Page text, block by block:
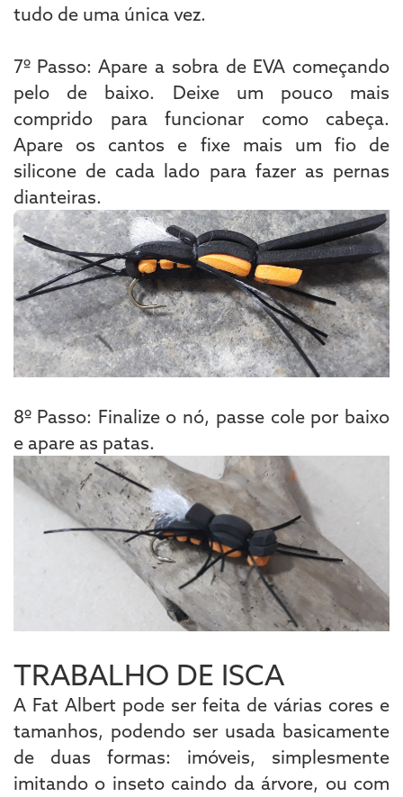
tudo de uma única vez.
7º Passo: Apare a sobra de EVA começando
pelo de baixo. Deixe um pouco mais
comprido para funcionar como cabeça.
Apare os cantos e fixe mais um fio de
silicone de cada lado para fazer as pernas
dianteiras.
8º Passo: Finalize o nó, passe cole por baixo
e apare as patas.
TRABALHO DE ISCA
A Fat Albert pode ser feita de várias cores e
tamanhos, podendo ser usada basicamente
de duas formas: imóveis, simplesmente
imitando o inseto caindo da árvore, ou com